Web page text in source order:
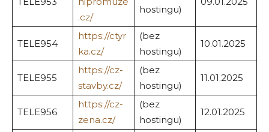
.cz/
hostingu)
TELE954
https://ctyr
ka.cz/
(bez
hostingu)
10.01.2025
TELE955
https://cz-
stavby.cz/
(bez
hostingu)
11.01.2025
TELE956
https://cz-
zena.cz/
(bez
hostingu)
12.01.2025